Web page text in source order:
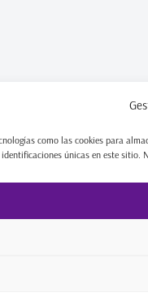
como las cookies para
únicas en este